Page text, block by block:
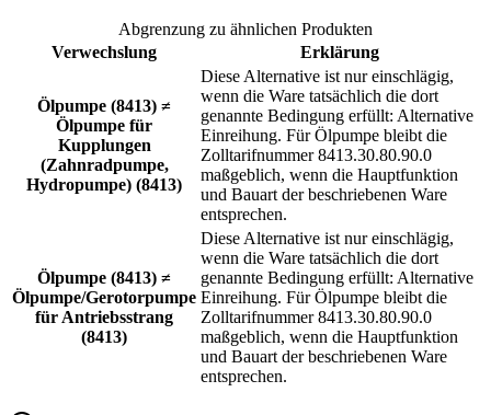
Abgrenzung zu ähnlichen Produkten
Verwechslung
Erklärung
Ölpumpe (8413) ≠
Ölpumpe für
Kupplungen
(Zahnradpumpe,
Hydropumpe) (8413)
Diese Alternative ist nur einschlägig,
wenn die Ware tatsächlich die dort
genannte Bedingung erfüllt: Alternative
Einreihung. Für Ölpumpe bleibt die
Zolltarifnummer 8413.30.80.90.0
maßgeblich, wenn die Hauptfunktion
und Bauart der beschriebenen Ware
entsprechen.
Ölpumpe (8413) ≠
Ölpumpe/Gerotorpumpe
für Antriebsstrang
(8413)
Diese Alternative ist nur einschlägig,
wenn die Ware tatsächlich die dort
genannte Bedingung erfüllt: Alternative
Einreihung. Für Ölpumpe bleibt die
Zolltarifnummer 8413.30.80.90.0
maßgeblich, wenn die Hauptfunktion
und Bauart der beschriebenen Ware
entsprechen.